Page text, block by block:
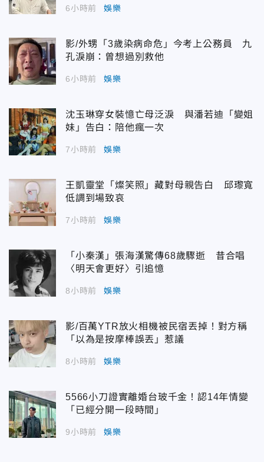
6小時前 娛樂
影/外甥「3歲染病命危」今考上公務員 九
孔淚崩：曾想過別救他
6小時前 娛樂
沈玉琳穿女裝憶亡母泛淚 與潘若迪「變姐
妹」告白：陪他瘋一次
7小時前 娛樂
王凱靈堂「燦笑照」藏對母親告白 邱瓈寬
低調到場致哀
7小時前 娛樂
「小秦漢」張海漢驚傳68歲驟逝 昔合唱
〈明天會更好〉引追憶
8小時前 娛樂
影/百萬YTR放火相機被民宿丟掉！對方稱
「以為是按摩棒誤丟」惹議
8小時前 娛樂
5566小刀證實離婚台玻千金！認14年情變
「已經分開一段時間」
9小時前 娛樂